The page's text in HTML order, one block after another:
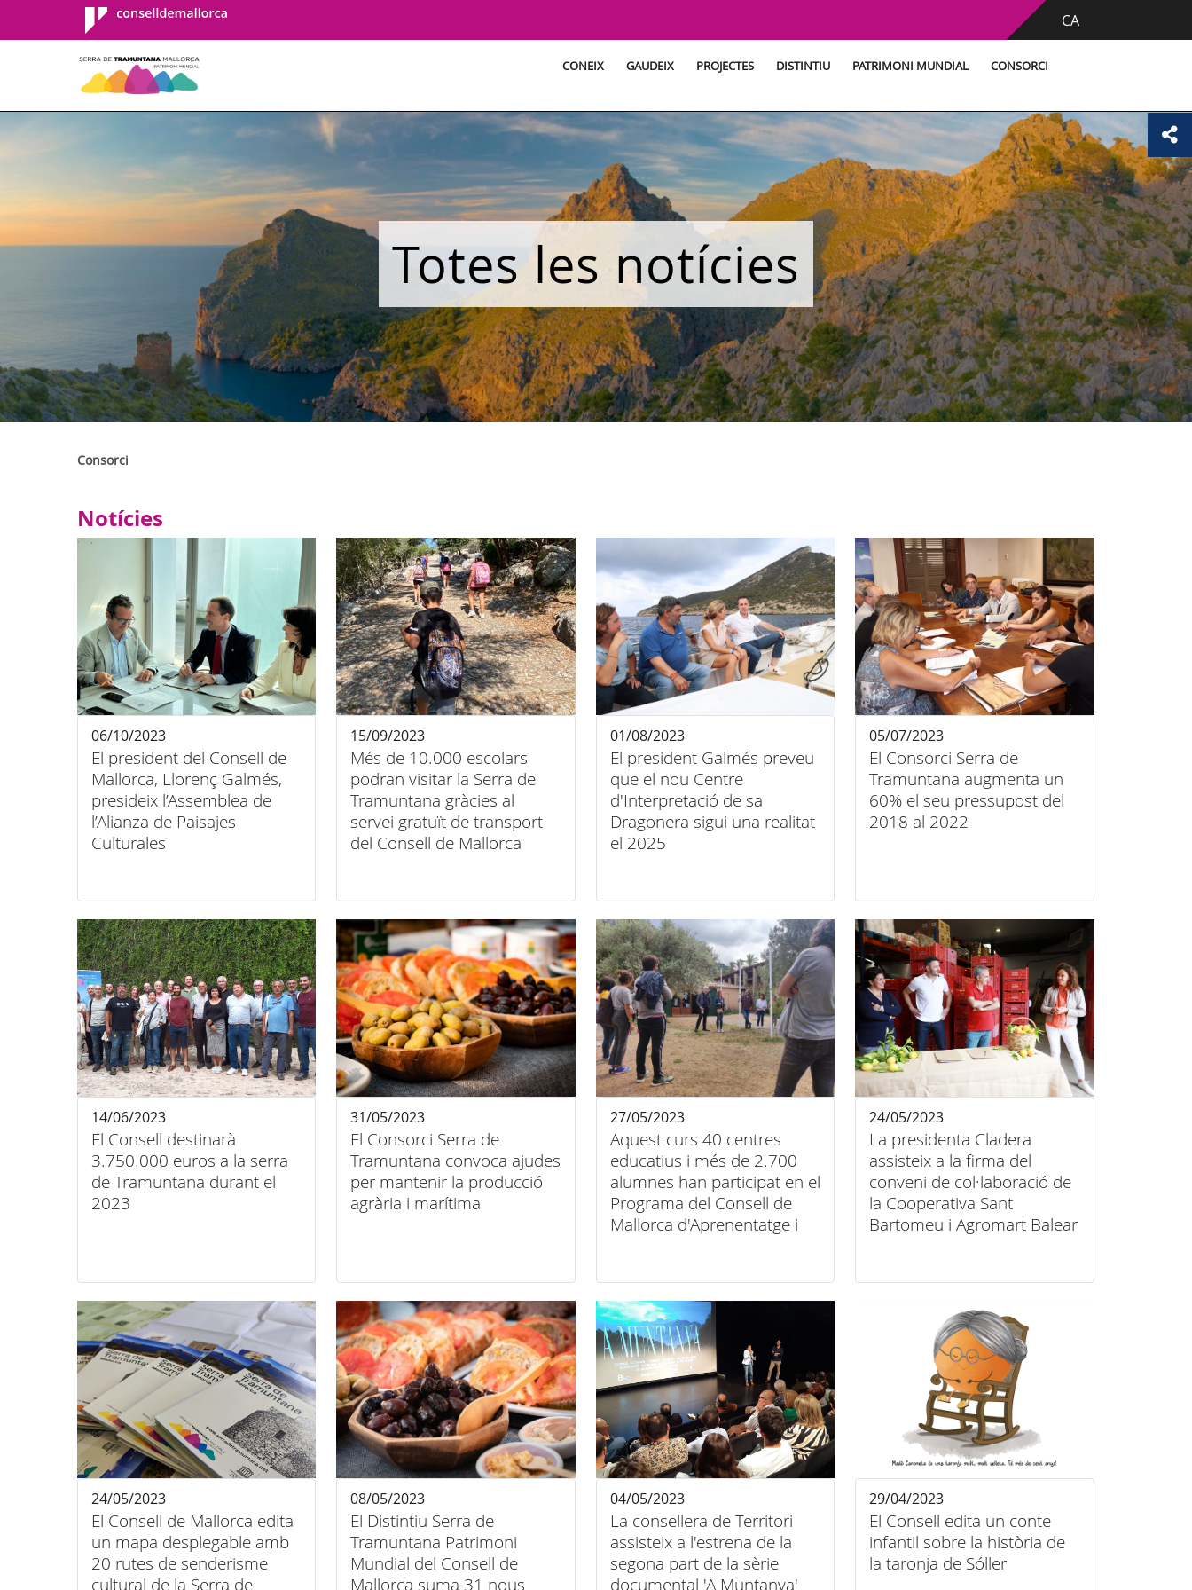
Consell de
Mallorca
CA
CONEIX GAUDEIX PROJECTES DISTINTIU PATRIMONI MUNDIAL CONSORCI
Totes les notícies
Consorci
Notícies
El president del Consell de
Mallorca, Llorenç Galmés,
presideix l’Assemblea de
l’Alianza de Paisajes
Culturales
06/10/2023
Més de 10.000 escolars
podran visitar la Serra de
Tramuntana gràcies al
servei gratuït de transport
del Consell de Mallorca
15/09/2023
El president Galmés preveu
que el nou Centre
d'Interpretació de sa
Dragonera sigui una realitat
el 2025
01/08/2023
El Consorci Serra de
Tramuntana augmenta un
60% el seu pressupost del
2018 al 2022
05/07/2023
El Consell destinarà
3.750.000 euros a la serra
de Tramuntana durant el
2023
14/06/2023
El Consorci Serra de
Tramuntana convoca ajudes
per mantenir la producció
agrària i marítima
31/05/2023
Aquest curs 40 centres
educatius i més de 2.700
alumnes han participat en el
Programa del Consell de
Mallorca d'Aprenentatge i
27/05/2023
La presidenta Cladera
assisteix a la firma del
conveni de col·laboració de
la Cooperativa Sant
Bartomeu i Agromart Balear
24/05/2023
El Consell de Mallorca edita
un mapa desplegable amb
20 rutes de senderisme
cultural de la Serra de
24/05/2023
El Distintiu Serra de
Tramuntana Patrimoni
Mundial del Consell de
Mallorca suma 31 nous
08/05/2023
La consellera de Territori
assisteix a l'estrena de la
segona part de la sèrie
documental 'A Muntanya'
04/05/2023
El Consell edita un conte
infantil sobre la història de
la taronja de Sóller
29/04/2023